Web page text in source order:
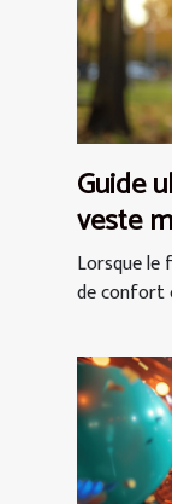
Guide
veste
Lorsque
de confort